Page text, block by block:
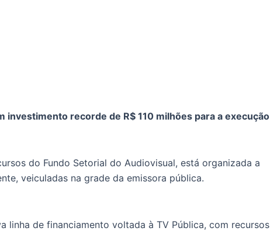
investimento recorde de R$ 110 milhões para a execução
do Fundo Setorial do Audiovisual, está organizada a
veiculadas na grade da emissora pública.